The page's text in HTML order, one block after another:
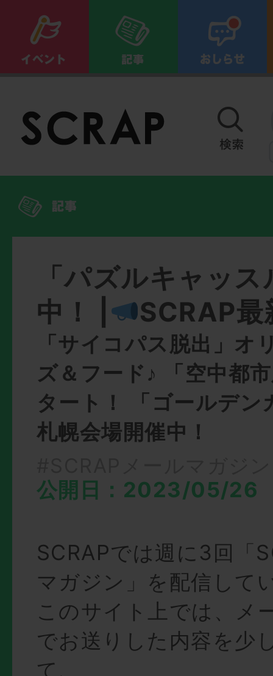
「パズルキャッ
中！ |
SCRAP最
「サイコパス脱出」オ
ズ＆フード♪ 「空中都
タート！ 「ゴールデン
札幌会場開催中！
公開日：2023/05/26
SCRAPでは週に3回「
マガジン」を配信して
このサイト上では、メ
でお送りした内容を少
て、